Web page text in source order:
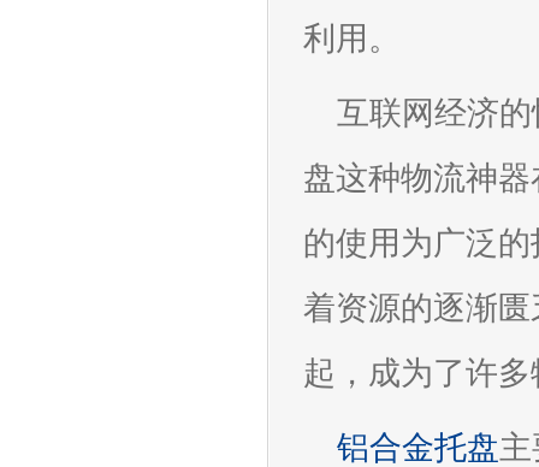
利用。
互联网经济
盘这种物流神
的使用为广泛
着资源的逐渐匮
起，成为了许
铝合金托盘